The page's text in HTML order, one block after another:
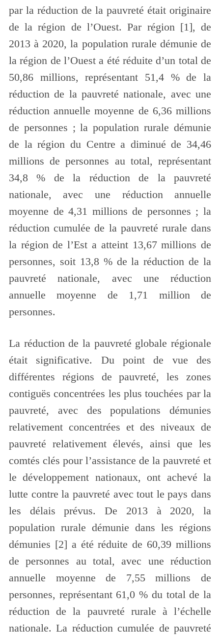
par la réduction de la pauvreté était originaire
de la région de l’Ouest. Par région [1], de
2013 à 2020, la population rurale démunie de
la région de l’Ouest a été réduite d’un total de
50,86 millions, représentant 51,4 % de la
réduction de la pauvreté nationale, avec une
réduction annuelle moyenne de 6,36 millions
de personnes ; la population rurale démunie
de la région du Centre a diminué de 34,46
millions de personnes au total, représentant
34,8 % de la réduction de la pauvreté
nationale, avec une réduction annuelle
moyenne de 4,31 millions de personnes ; la
réduction cumulée de la pauvreté rurale dans
la région de l’Est a atteint 13,67 millions de
personnes, soit 13,8 % de la réduction de la
pauvreté nationale, avec une réduction
annuelle moyenne de 1,71 million de
personnes.
La réduction de la pauvreté globale régionale
était significative. Du point de vue des
différentes régions de pauvreté, les zones
contiguës concentrées les plus touchées par la
pauvreté, avec des populations démunies
relativement concentrées et des niveaux de
pauvreté relativement élevés, ainsi que les
comtés clés pour l’assistance de la pauvreté et
le développement nationaux, ont achevé la
lutte contre la pauvreté avec tout le pays dans
les délais prévus. De 2013 à 2020, la
population rurale démunie dans les régions
démunies [2] a été réduite de 60,39 millions
de personnes au total, avec une réduction
annuelle moyenne de 7,55 millions de
personnes, représentant 61,0 % du total de la
réduction de la pauvreté rurale à l’échelle
nationale. La réduction cumulée de pauvreté